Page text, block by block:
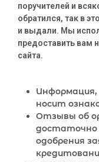
поручителей и
обратился, так в
и выдали. Мы
предоставить вам
сайта.
носит
Отзывы об
достаточно
одобрения